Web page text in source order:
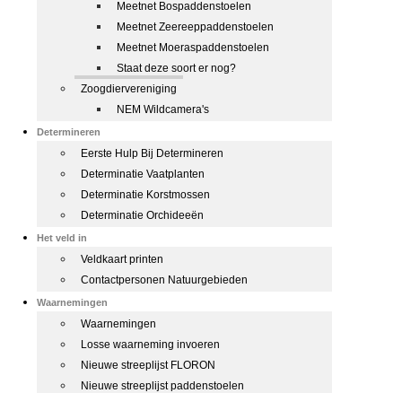
Meetnet Bospaddenstoelen
Meetnet Zeereeppaddenstoelen
Meetnet Moeraspaddenstoelen
Staat deze soort er nog?
Zoogdiervereniging
NEM Wildcamera's
Determineren
Eerste Hulp Bij Determineren
Determinatie Vaatplanten
Determinatie Korstmossen
Determinatie Orchideeën
Het veld in
Veldkaart printen
Contactpersonen Natuurgebieden
Waarnemingen
Waarnemingen
Losse waarneming invoeren
Nieuwe streeplijst FLORON
Nieuwe streeplijst paddenstoelen